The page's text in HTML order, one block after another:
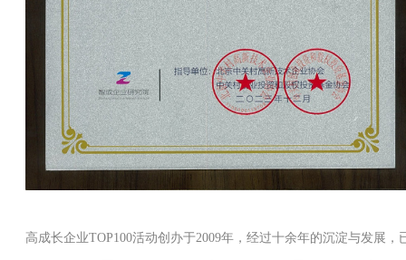
高成长企业TOP100活动创办于2009年，经过十余年的沉淀与发展，